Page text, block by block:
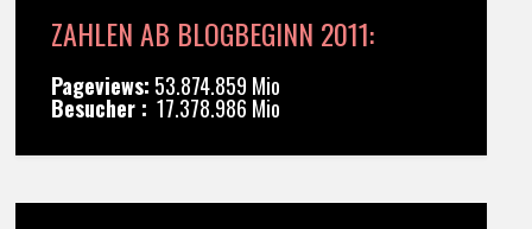
ZAHLEN AB BLOGBEGINN 2011:
Pageviews: 53.874.859 Mio
Besucher : 17.378.986 Mio